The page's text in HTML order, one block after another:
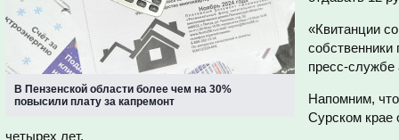
В Пензенской области более чем на 30%
повысили плату за капремонт
«Квитанции
пресс-
Напомним,
Сурском крае
четырех лет.